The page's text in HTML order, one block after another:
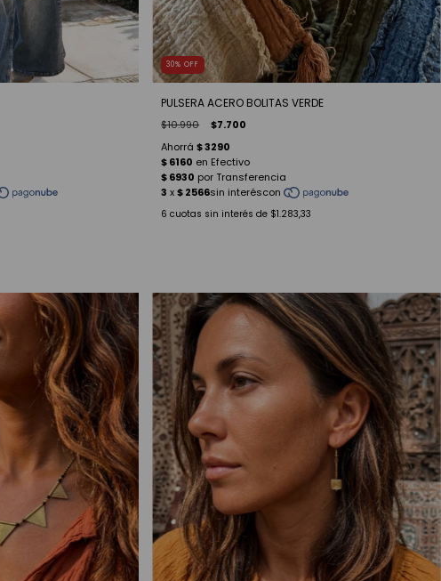
30%OFF
PULSERA ACERO BOLITAS VERDE
$10.990 $7.700
6 cuotas sin interés de $1.283,33